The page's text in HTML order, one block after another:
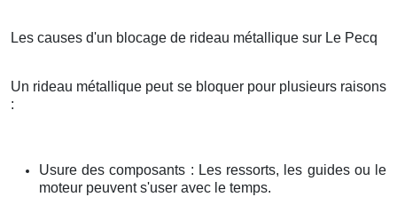
Les causes d'un blocage de rideau métallique sur Le Pecq
Un rideau métallique peut se bloquer pour plusieurs raisons
:
Usure des composants : Les ressorts, les guides ou le
moteur peuvent s'user avec le temps.